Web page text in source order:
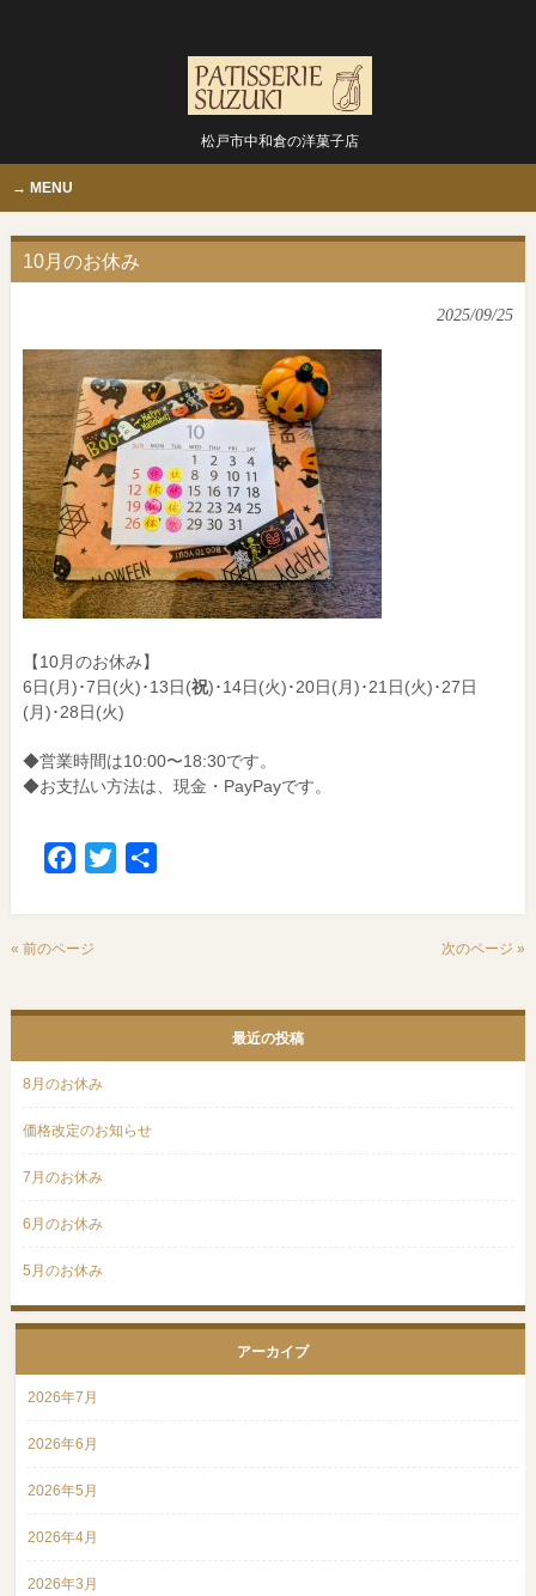
松戸市中和倉の洋菓子店
MENU
10月のお休み
2025/09/25
【10月のお休み】
6日(月)･7日(火)･13日(祝)･14日(火)･20日(月)･21日(火)･27日
(月)･28日(火)
◆営業時間は10:00〜18:30です。
◆お支払い方法は、現金・PayPayです。
Facebook
Twitter
« 前のページ 次のページ »
最近の投稿
8月のお休み
価格改定のお知らせ
7月のお休み
6月のお休み
5月のお休み
アーカイブ
2026年7月
2026年6月
2026年5月
2026年4月
2026年3月